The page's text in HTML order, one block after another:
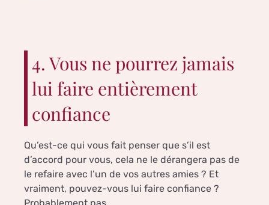
4. Vous ne pourrez jamais
lui faire entièrement
confiance
Qu’est-ce qui vous fait penser que s’il est
d’accord pour vous, cela ne le dérangera pas de
le refaire avec l’un de vos autres amies ? Et
vraiment, pouvez-vous lui faire confiance ?